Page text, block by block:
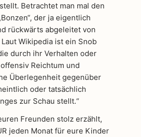
Betrachtet man mal den
der ja eigentlich
rückwärts abgeleitet von
Laut Wikipedia ist ein Snob
durch ihr Verhalten oder
Reichtum und
Überlegenheit gegenüber
oder tatsächlich
zur Schau stellt.“
Freunden stolz erzählt,
jeden Monat für eure Kinder